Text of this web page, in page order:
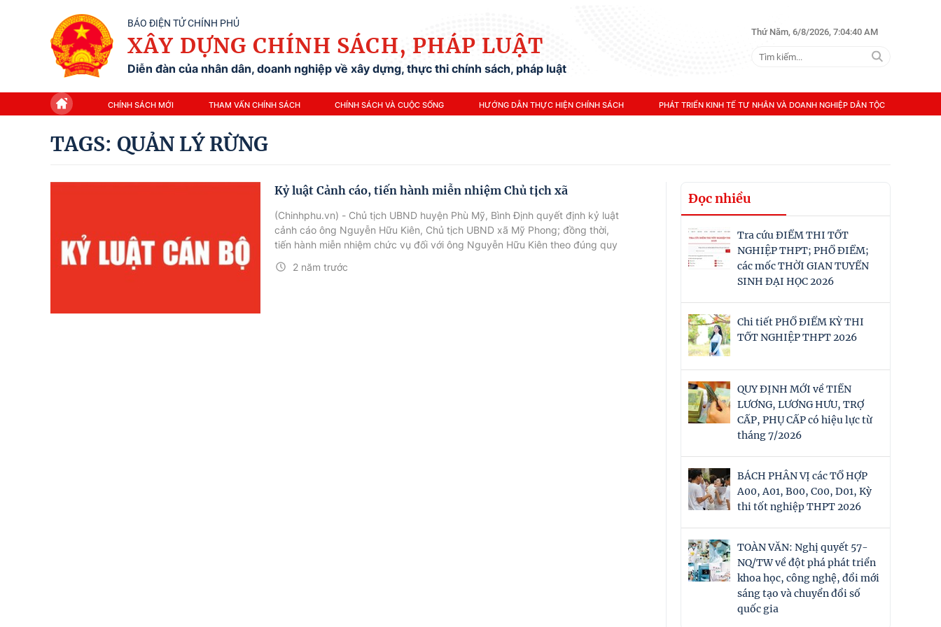
BÁO ĐIỆN TỬ CHÍNH PHỦ
XÂY DỰNG CHÍNH SÁCH, PHÁP LUẬT
Diễn đàn của nhân dân, doanh nghiệp về xây dựng, thực thi chính sách, pháp luật
Thứ Năm, 6/8/2026, 7:04:40 AM
CHÍNH SÁCH MỚI THAM VẤN CHÍNH SÁCH CHÍNH SÁCH VÀ CUỘC SỐNG HƯỚNG DẪN THỰC HIỆN CHÍNH SÁCH PHÁT TRIỂN KINH TẾ TƯ NHÂN VÀ DOANH NGHIỆP DÂN TỘC
TAGS: QUẢN LÝ RỪNG
Kỷ luật Cảnh cáo, tiến hành miễn nhiệm Chủ tịch xã
2 năm trước
(Chinhphu.vn) - Chủ tịch UBND huyện Phù Mỹ, Bình Định quyết định kỷ luật
cảnh cáo ông Nguyễn Hữu Kiên, Chủ tịch UBND xã Mỹ Phong; đồng thời,
tiến hành miễn nhiệm chức vụ đối với ông Nguyễn Hữu Kiên theo đúng quy
định.
Đọc nhiều
Tra cứu ĐIỂM THI TỐT
NGHIỆP THPT; PHỔ ĐIỂM;
các mốc THỜI GIAN TUYỂN
SINH ĐẠI HỌC 2026
Chi tiết PHỔ ĐIỂM KỲ THI
TỐT NGHIỆP THPT 2026
QUY ĐỊNH MỚI về TIỀN
LƯƠNG, LƯƠNG HƯU, TRỢ
CẤP, PHỤ CẤP có hiệu lực từ
tháng 7/2026
BÁCH PHÂN VỊ các TỔ HỢP
A00, A01, B00, C00, D01, Kỳ
thi tốt nghiệp THPT 2026
TOÀN VĂN: Nghị quyết 57-
NQ/TW về đột phá phát triển
khoa học, công nghệ, đổi mới
sáng tạo và chuyển đổi số
quốc gia